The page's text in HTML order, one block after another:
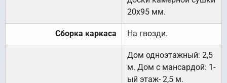
20х95 мм.
Сборка каркаса На гвозди.
Дом одноэтажный: 2,5
м. Дом с мансардой: 1-
ый этаж- 2,5 м.